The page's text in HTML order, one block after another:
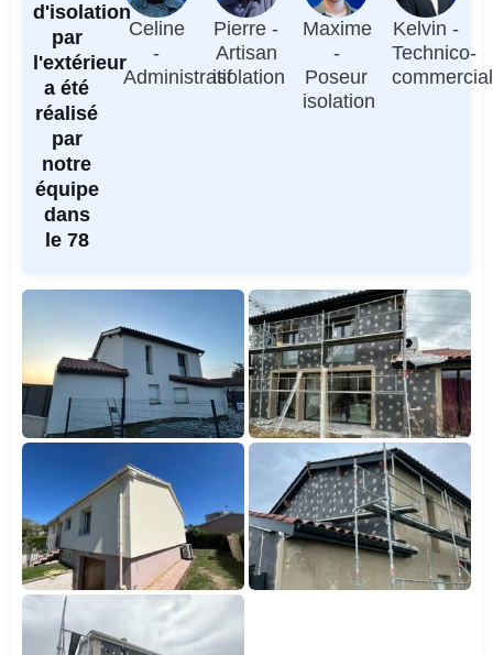
d'isolation
par
l'extérieur
a été
réalisé
par
notre
équipe
dans
le 78
Celine
-
Administratif
Pierre -
Artisan
isolation
Maxime
-
Poseur
isolation
Kelvin -
Technico-
commercial